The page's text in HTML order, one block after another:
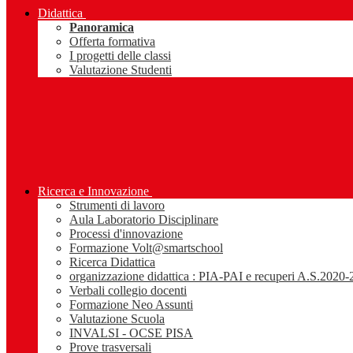
Didattica
Panoramica
Offerta formativa
I progetti delle classi
Valutazione Studenti
Ricerca e Innovazione
Strumenti di lavoro
Aula Laboratorio Disciplinare
Processi d'innovazione
Formazione Volt@smartschool
Ricerca Didattica
organizzazione didattica : PIA-PAI e recuperi A.S.2020-
Verbali collegio docenti
Formazione Neo Assunti
Valutazione Scuola
INVALSI - OCSE PISA
Prove trasversali